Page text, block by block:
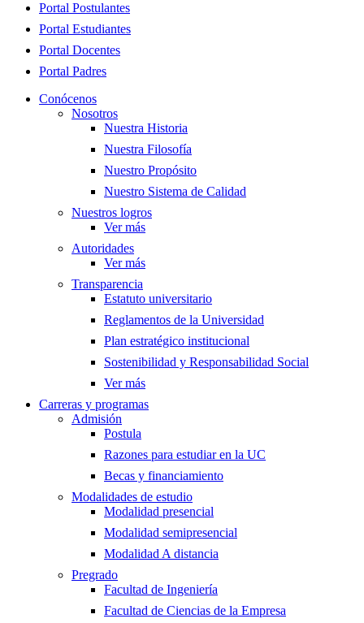
Close
Portal Postulantes
Portal Estudiantes
Portal Docentes
Portal Padres
Conócenos
Nosotros
Nuestra Historia
Nuestra Filosofía
Nuestro Propósito
Nuestro Sistema de Calidad
Nuestros logros
Ver más
Autoridades
Ver más
Transparencia
Estatuto universitario
Reglamentos de la Universidad
Plan estratégico institucional
Sostenibilidad y Responsabilidad Social
Ver más
Carreras y programas
Admisión
Postula
Razones para estudiar en la UC
Becas y financiamiento
Modalidades de estudio
Modalidad presencial
Modalidad semipresencial
Modalidad A distancia
Pregrado
Facultad de Ingeniería
Facultad de Ciencias de la Empresa